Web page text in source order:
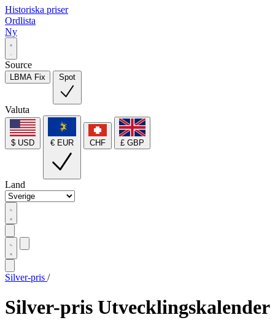
Historiska priser
Ordlista
Ny
Source
LBMA Fix Spot
Valuta
$ USD € EUR CHF £ GBP
Land
Silver-pris /
Silver-pris Utvecklingskalender